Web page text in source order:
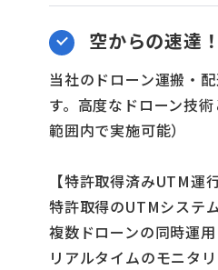
空からの速達
当社のドローン運搬・
す。高度なドローン技
範囲内で実施可能）
【特許取得済みUTM運
特許取得のUTMシステ
複数ドローンの同時運
リアルタイムのモニタ